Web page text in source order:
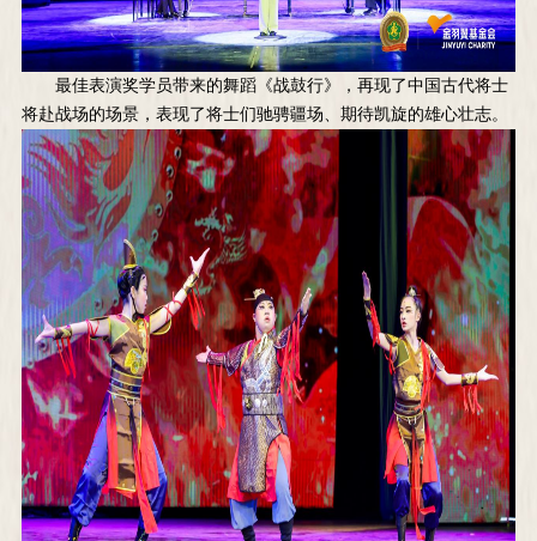
最佳表演奖学员带来的舞蹈《战鼓行》，再现了中国古代将士
将赴战场的场景，表现了将士们驰骋疆场、期待凯旋的雄心壮志。